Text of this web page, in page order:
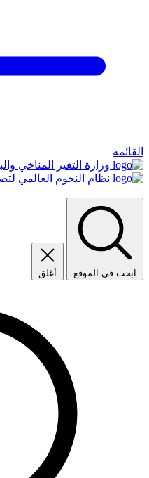
القائمة
وزارة التغير المناخي
نظام النجوم العالمي
ابحث في الموقع أغلق